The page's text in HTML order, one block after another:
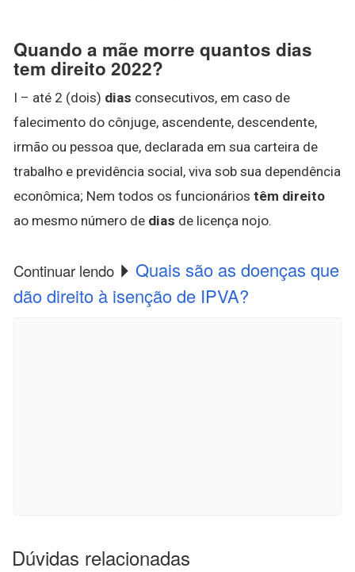
Quando a mãe morre quantos dias
tem direito 2022?
I – até 2 (dois) dias consecutivos, em caso de
falecimento do cônjuge, ascendente, descendente,
irmão ou pessoa que, declarada em sua carteira de
trabalho e previdência social, viva sob sua dependência
econômica; Nem todos os funcionários têm direito
ao mesmo número de dias de licença nojo.
Continuar lendo
Quais são as doenças que
dão direito à isenção de IPVA?
Dúvidas relacionadas